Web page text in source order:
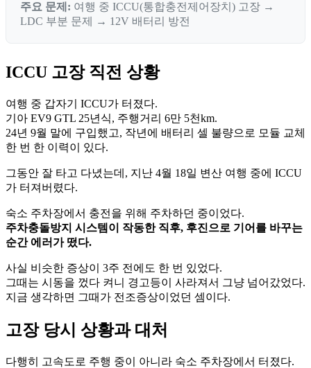
주요 문제: 여행 중 ICCU(통합충전제어장치) 고장 →
LDC 부분 문제 → 12V 배터리 방전
ICCU 고장 직전 상황
여행 중 갑자기 ICCU가 터졌다.
기아 EV9 GTL 25년식, 주행거리 6만 5천km.
24년 9월 말에 구입했고, 작년에 배터리 셀 불량으로 모듈 교체
한 번 한 이력이 있다.
그동안 잘 타고 다녔는데, 지난 4월 18일 변산 여행 중에 ICCU
가 터져버렸다.
숙소 주차장에서 충전을 위해 주차하던 중이었다.
주차충돌방지 시스템이 작동한 직후, 후진으로 기어를 바꾸는
순간 에러가 떴다.
사실 비슷한 증상이 3주 전에도 한 번 있었다.
그때는 시동을 껐다 켜니 경고등이 사라져서 그냥 넘어갔었다.
지금 생각하면 그때가 전조증상이었던 셈이다.
고장 당시 상황과 대처
다행히 고속도로 주행 중이 아니라 숙소 주차장에서 터졌다.